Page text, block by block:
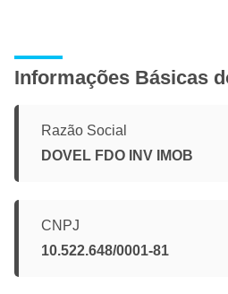
Informações Básicas
Razão Social
DOVEL FDO INV IMOB
CNPJ
10.522.648/0001-81